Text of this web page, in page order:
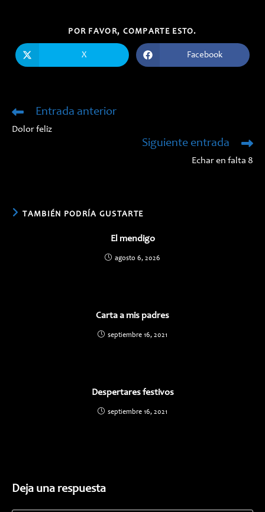
POR FAVOR, COMPARTE ESTO.
CONTENIDO
abre
X
Se
abre
Facebook
Leer
artículos
Entrada anterior
Dolor feliz
Siguiente entrada
Echar en falta 8
TAMBIÉN PODRÍA GUSTARTE
El mendigo
agosto 6, 2026
Carta a mis padres
septiembre 16, 2021
Despertares festivos
septiembre 16, 2021
Deja una respuesta